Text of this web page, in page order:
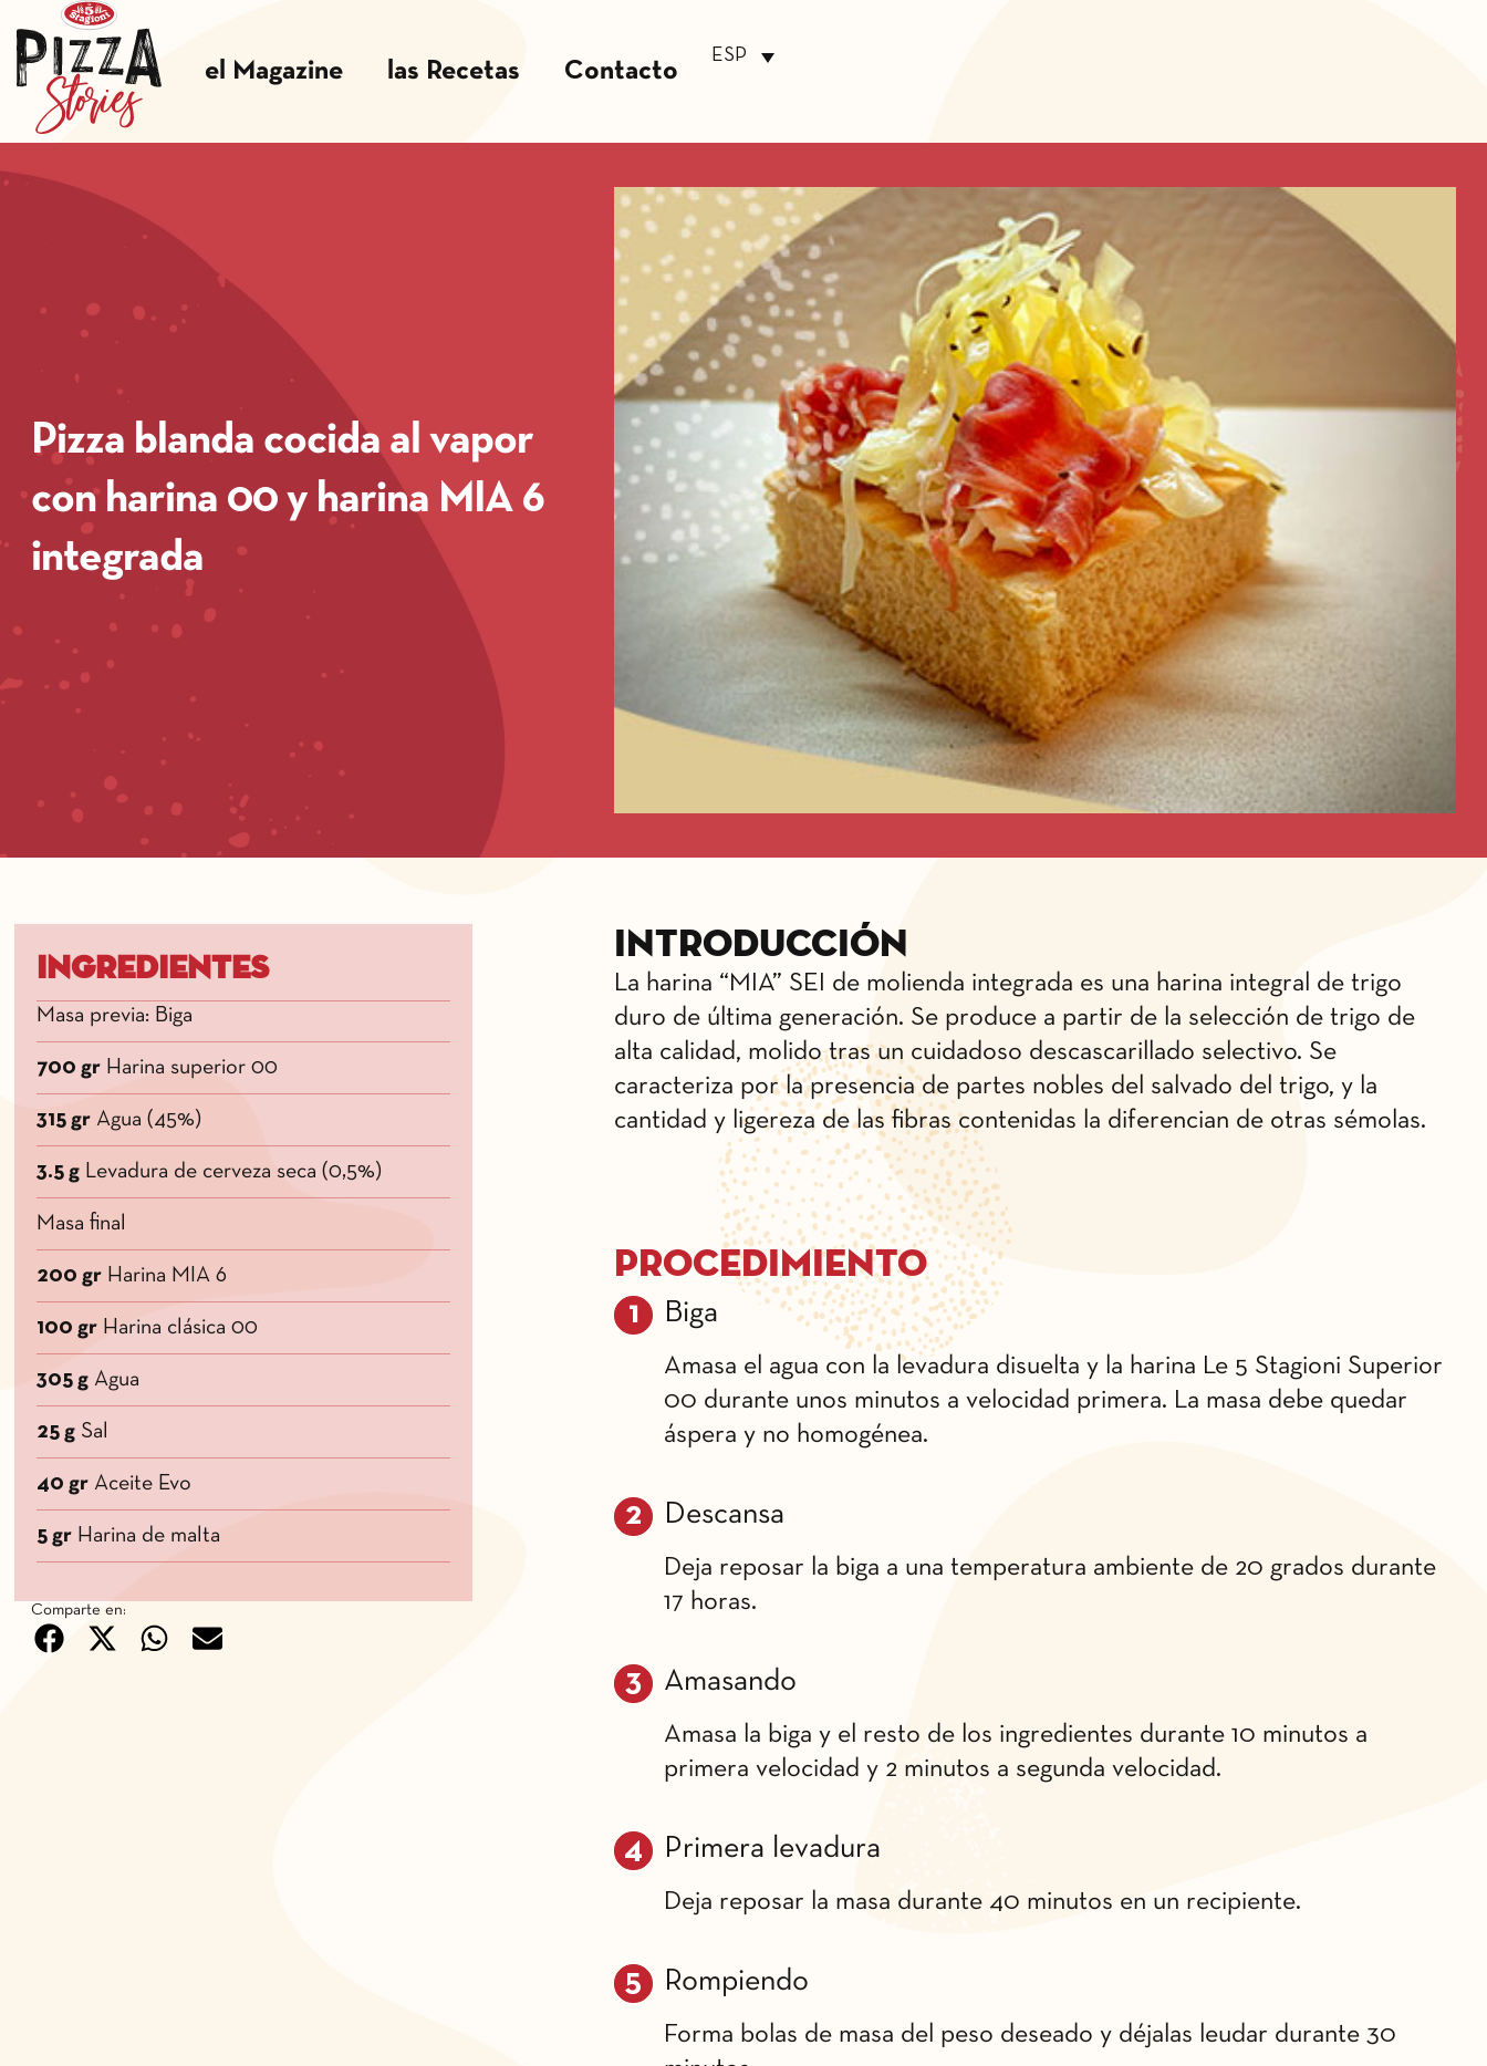
el Magazine las Recetas Contacto
ESP
Pizza blanda cocida al vapor
con harina 00 y harina MIA 6
integrada
Ingredientes
Masa previa: Biga
700 gr Harina superior 00
315 gr Agua (45%)
3.5 g Levadura de cerveza seca (0,5%)
Masa final
200 gr Harina MIA 6
100 gr Harina clásica 00
305 g Agua
25 g Sal
40 gr Aceite Evo
5 gr Harina de malta
Comparte en:
Introducción
La harina “MIA” SEI de molienda integrada es una harina integral de trigo
duro de última generación. Se produce a partir de la selección de trigo de
alta calidad, molido tras un cuidadoso descascarillado selectivo. Se
caracteriza por la presencia de partes nobles del salvado del trigo, y la
cantidad y ligereza de las fibras contenidas la diferencian de otras sémolas.
Procedimiento
Biga
Amasa el agua con la levadura disuelta y la harina Le 5 Stagioni Superior
00 durante unos minutos a velocidad primera. La masa debe quedar
áspera y no homogénea.
Descansa
Deja reposar la biga a una temperatura ambiente de 20 grados durante
17 horas.
Amasando
Amasa la biga y el resto de los ingredientes durante 10 minutos a
primera velocidad y 2 minutos a segunda velocidad.
Primera levadura
Deja reposar la masa durante 40 minutos en un recipiente.
Rompiendo
Forma bolas de masa del peso deseado y déjalas leudar durante 30